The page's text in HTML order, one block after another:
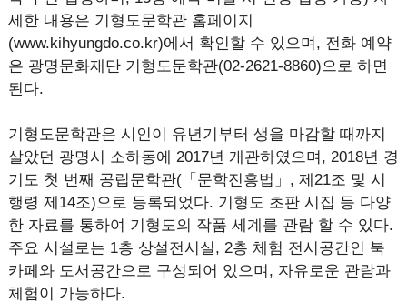
세한 내용은 기형도문학관 홈페이지
(www.kihyungdo.co.kr)에서 확인할 수 있으며, 전화 예약
은 광명문화재단 기형도문학관(02-2621-8860)으로 하면
된다.
기형도문학관은 시인이 유년기부터 생을 마감할 때까지
살았던 광명시 소하동에 2017년 개관하였으며, 2018년 경
기도 첫 번째 공립문학관(「문학진흥법」, 제21조 및 시
행령 제14조)으로 등록되었다. 기형도 초판 시집 등 다양
한 자료를 통하여 기형도의 작품 세계를 관람 할 수 있다.
주요 시설로는 1층 상설전시실, 2층 체험 전시공간인 북
카페와 도서공간으로 구성되어 있으며, 자유로운 관람과
체험이 가능하다.